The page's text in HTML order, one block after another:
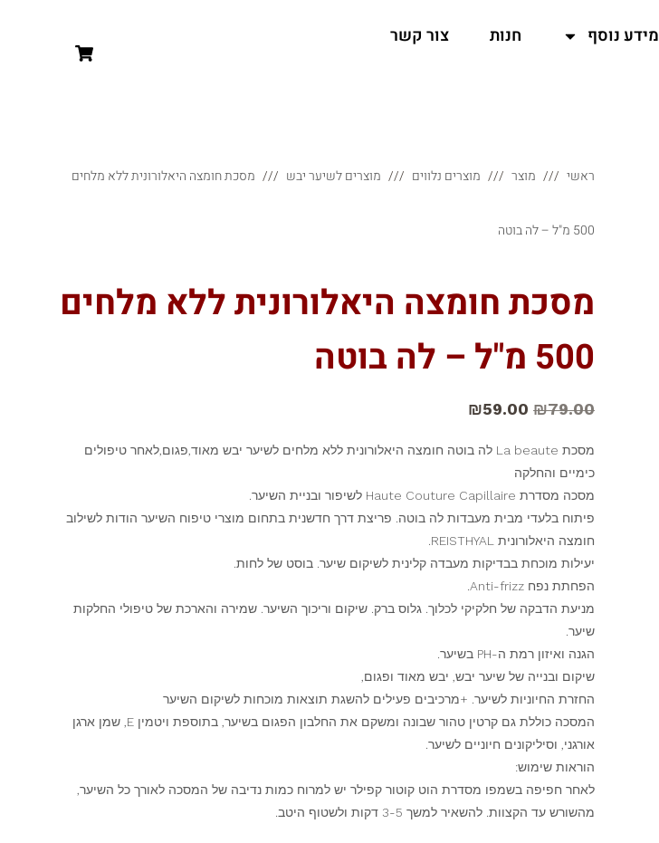
מידע נוסף חנות
צור קשר
ראשי מוצר מוצרים נלווים מוצרים לשיער יבש מסכת חומצה היאלורונית ללא מלחים
500 מ"ל – לה בוטה
מסכת חומצה היאלורונית ללא מלחים
500 מ"ל – לה בוטה
₪79.00
₪59.00
מסכת La beaute לה בוטה חומצה היאלורונית ללא מלחים לשיער יבש מאוד,פגום,לאחר טיפולים
כימיים והחלקה
מסכה מסדרת Haute Couture Capillaire לשיפור ובניית השיער.
פיתוח בלעדי מבית מעבדות לה בוטה. פריצת דרך חדשנית בתחום מוצרי טיפוח השיער הודות לשילוב
חומצה היאלורונית REISTHYAL.
יעילות מוכחת בבדיקות מעבדה קלינית לשיקום שיער. בוסט של לחות.
הפחתת נפח Anti-frizz.
מניעת הדבקה של חלקיקי לכלוך. גלוס ברק. שיקום וריכוך השיער. שמירה והארכת של טיפולי החלקות
שיער.
הגנה ואיזון רמת ה-PH בשיער.
שיקום ובנייה של שיער יבש, יבש מאוד ופגום,
החזרת החיוניות לשיער. +מרכיבים פעילים להשגת תוצאות מוכחות לשיקום השיער
המסכה כוללת גם קרטין טהור שבונה ומשקם את החלבון הפגום בשיער, בתוספת ויטמין E, שמן ארגן
אורגני, וסיליקונים חיוניים לשיער.
הוראות שימוש:
לאחר חפיפה בשמפו מסדרת הוט קוטור קפילר יש למרוח כמות נדיבה של המסכה לאורך כל השיער,
מהשורש עד הקצוות. להשאיר למשך 3-5 דקות ולשטוף היטב.